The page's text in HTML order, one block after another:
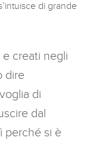
di grande
creati negli
dire
di
dal
perché si è